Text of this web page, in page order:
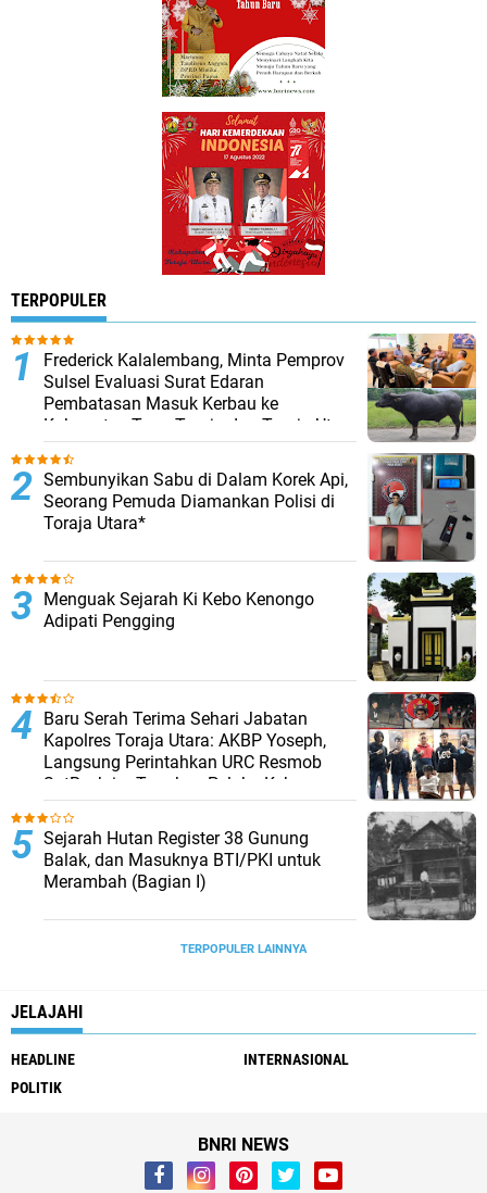
TERPOPULER
Frederick Kalalembang, Minta Pemprov
Sulsel Evaluasi Surat Edaran
Pembatasan Masuk Kerbau ke
Kabupaten Tana Toraja dan Toraja Utara
Sembunyikan Sabu di Dalam Korek Api,
Seorang Pemuda Diamankan Polisi di
Toraja Utara*
Menguak Sejarah Ki Kebo Kenongo
Adipati Pengging
Baru Serah Terima Sehari Jabatan
Kapolres Toraja Utara: AKBP Yoseph,
Langsung Perintahkan URC Resmob
SatReskrim Tangkap Pelaku Kekerasan
Seksual Anak Di Bawah Umur
Sejarah Hutan Register 38 Gunung
Balak, dan Masuknya BTI/PKI untuk
Merambah (Bagian I)
TERPOPULER LAINNYA
JELAJAHI
HEADLINE
INTERNASIONAL
POLITIK
BNRI NEWS